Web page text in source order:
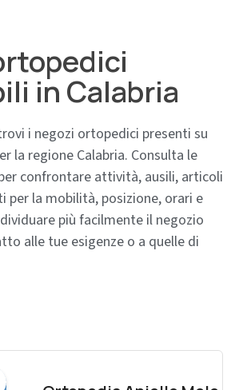
in Calabria
i negozi ortopedici presenti su
la regione Calabria. Consulta le
confrontare attività, ausili, articoli
per la mobilità, posizione, orari e
più facilmente il negozio
alle tue esigenze o a quelle di